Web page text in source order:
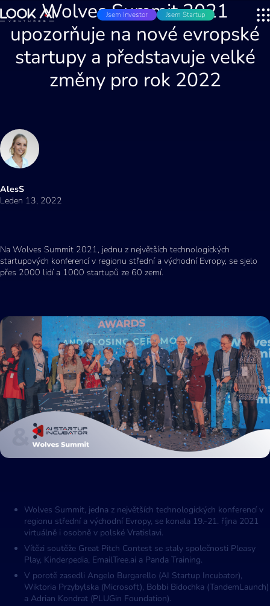
Jsem Investor Jsem Startup
Wolves Summit 2021
upozorňuje na nové evropské
startupy a představuje velké
změny pro rok 2022
AlesS
Leden 13, 2022
Na Wolves Summit 2021, jednu z největších technologických
startupových konferencí v regionu střední a východní Evropy, se sjelo
přes 2000 lidí a 1000 startupů ze 60 zemí.
Wolves Summit, jedna z největších technologických konferencí v
regionu střední a východní Evropy, se konala 19.-21. října 2021
virtuálně i osobně v polské Vratislavi.
Vítězi soutěže Great Pitch Contest se staly společnosti Pleasy
Play, Kinderpedia, EmailTree.ai a Panda Training.
V porotě zasedli Angelo Burgarello (AI Startup Incubator),
Wiktoria Przybylska (Microsoft), Bobbi Bidochka (TandemLaunch)
a Adrian Kondrat (PLUGin Foundation).